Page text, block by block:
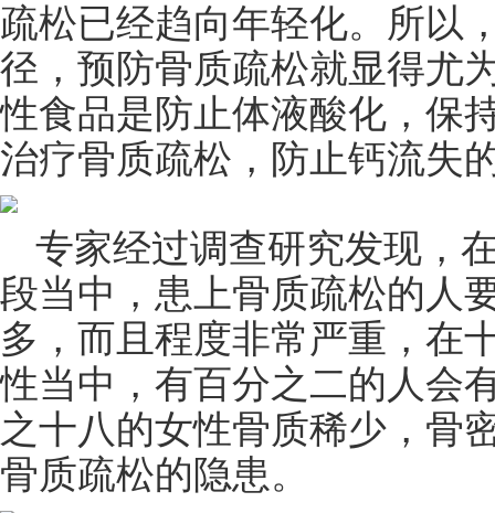
疏松已经趋向年轻化。所以
径，预防骨质疏松就显得尤
性食品是防止体液酸化，保
治疗骨质疏松，防止钙流失
专家经过调查研究发现，
段当中，患上骨质疏松的人
多，而且程度非常严重，在
性当中，有百分之二的人会
之十八的女性骨质稀少，骨
骨质疏松的隐患。